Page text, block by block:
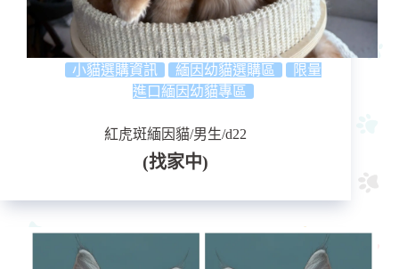
小貓選購資訊 緬因幼貓選購區
限量
進口緬因幼貓專區
紅虎斑緬因貓/男生/d22
(找家中)